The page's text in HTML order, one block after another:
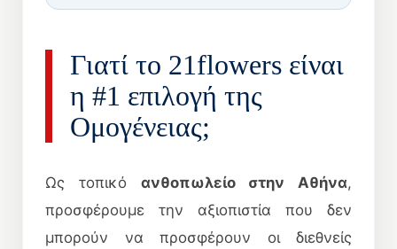
Γιατί το 21flowers είναι
η #1 επιλογή της
Ομογένειας;
Ως τοπικό ανθοπωλείο στην Αθήνα,
προσφέρουμε την αξιοπιστία που δεν
μπορούν να προσφέρουν οι διεθνείς